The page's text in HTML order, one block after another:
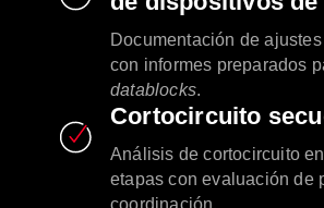
Documentación de
con informes preparados
datablocks.
Cortocircuito
Análisis de cortocircuito
etapas con evaluación de
coordinación.